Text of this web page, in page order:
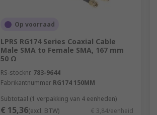
Op voorraad
LPRS RG174 Series Coaxial Cable
Male SMA to Female SMA, 167 mm
50 Ω
RS-stocknr. 783-9644
Fabrikantnummer RG174 150MM
Subtotaal (1 verpakking van 4 eenheden)
€ 15,36(excl. BTW) € 3,84/eenheid